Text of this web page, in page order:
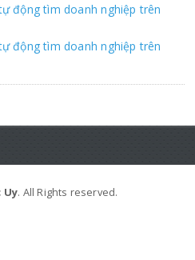
động tìm doanh nghiệp trên
động tìm doanh nghiệp trên
Uy. All Rights reserved.